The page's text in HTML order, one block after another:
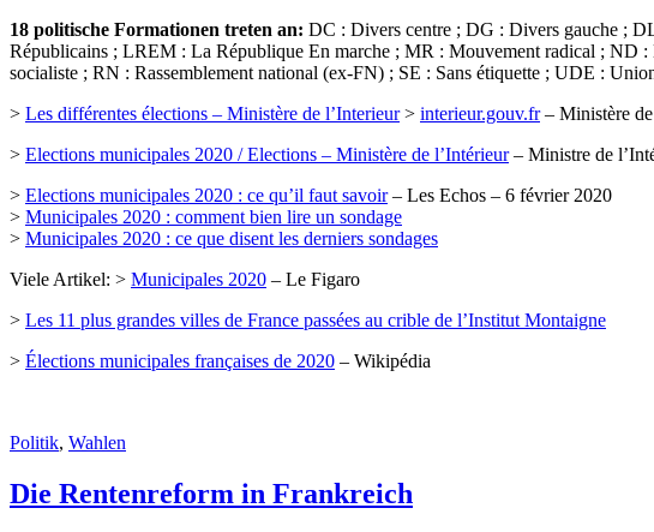
18 politische Formationen treten an: DC : Divers centre ; DG : Divers gauche ;
Républicains ; LREM : La République En marche ; MR : Mouvement radical ; ND
socialiste ; RN : Rassemblement national (ex-FN) ; SE : Sans étiquette ; UDE :
> Les différentes élections – Ministère de l’Interieur> interieur.gouv.fr– Ministère
> Elections municipales 2020 / Elections – Ministère de l’Intérieur– Ministre de
> Elections municipales 2020 : ce qu’il faut savoir– Les Echos – 6 février 2020
> Municipales 2020 : comment bien lire un sondage
> Municipales 2020 : ce que disent les derniers sondages
Viele Artikel: > Municipales 2020 – Le Figaro
> Les 11 plus grandes villes de France passées au crible de l’Institut Montaigne
> Élections municipales françaises de 2020 – Wikipédia
Politik, Wahlen
Die Rentenreform in Frankreich